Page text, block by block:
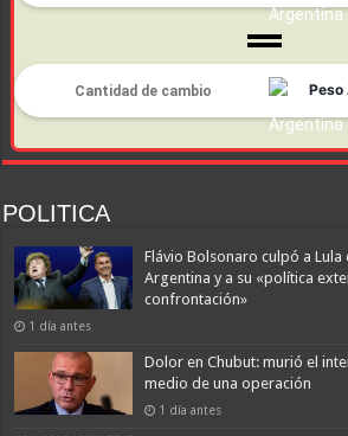
POLITICA
Flávio Bolsonaro culpó a Lula
Argentina y a su «política
confrontación»
1 día antes
Dolor en Chubut: murió el
medio de una operación
1 día antes